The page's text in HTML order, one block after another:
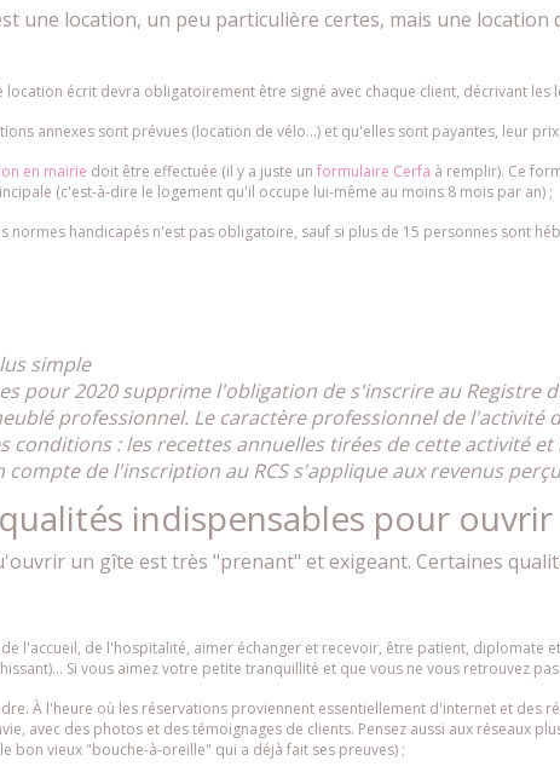
une location, un peu particulière certes, mais une location
location écrit devra obligatoirement être signé avec chaque client, décrivant
annexes sont prévues (location de vélo…) et qu'elles sont payantes, leur
en mairie doit être effectuée (il y a juste un formulaire Cerfa à remplir). Ce
(c'est-à-dire le logement qu'il occupe lui-même au moins 8 mois par an) ;
normes handicapés n'est pas obligatoire, sauf si plus de 15 personnes sont
simple
pour 2020 supprime l'obligation de s'inscrire au Registre
professionnel. Le caractère professionnel de
conditions : les recettes annuelles tirées de cette activité
compte de l'inscription au RCS s'applique aux revenus
indispensables pour
un gîte est très "prenant" et exigeant. Certaines
l'accueil, de l'hospitalité, aimer échanger et recevoir, être patient, diplomate
Si vous aimez votre petite tranquillité et que vous ne vous retrouvez
À l'heure où les réservations proviennent essentiellement d'internet et des
avec des photos et des témoignages de clients. Pensez aussi aux réseaux
bon vieux "bouche-à-oreille" qui a déjà fait ses preuves) ;